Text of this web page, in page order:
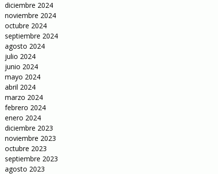
diciembre 2024
noviembre 2024
octubre 2024
septiembre 2024
agosto 2024
julio 2024
junio 2024
mayo 2024
abril 2024
marzo 2024
febrero 2024
enero 2024
diciembre 2023
noviembre 2023
octubre 2023
septiembre 2023
agosto 2023